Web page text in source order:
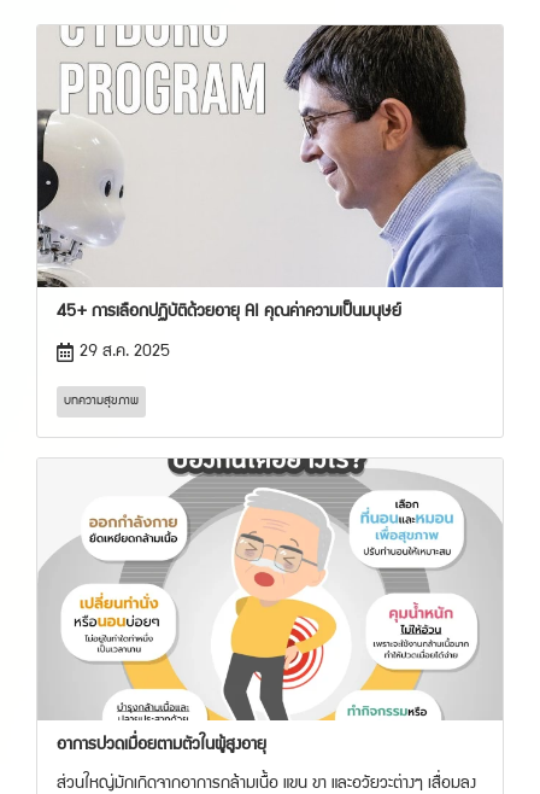
45+ การเลือกปฏิบัติด้วยอายุ AI คุณค่าความเป็นมนุษย์
29 ส.ค. 2025
บทความสุขภาพ
อาการปวดเมื่อยตามตัวในผู้สูงอายุ
ส่วนใหญ่มักเกิดจากอาการกล้ามเนื้อ แขน ขา และอวัยวะต่างๆ เสื่อมลง